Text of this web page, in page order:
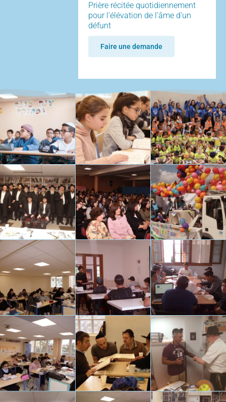
Prière récitée quotidiennement
pour l’élévation de l’âme d’un
défunt
Faire une demande